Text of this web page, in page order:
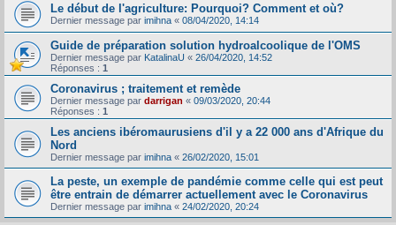
Le début de l'agriculture: Pourquoi? Comment et où?
Dernier message par imihna « 08/04/2020, 14:14
Guide de préparation solution hydroalcoolique de l'OMS
Dernier message par KatalinaU « 26/04/2020, 14:52
Réponses : 1
Coronavirus ; traitement et remède
Dernier message par darrigan « 09/03/2020, 20:44
Réponses : 1
Les anciens ibéromaurusiens d'il y a 22 000 ans d'Afrique du
Nord
Dernier message par imihna « 26/02/2020, 15:01
La peste, un exemple de pandémie comme celle qui est peut
être entrain de démarrer actuellement avec le Coronavirus
Dernier message par imihna « 24/02/2020, 20:24